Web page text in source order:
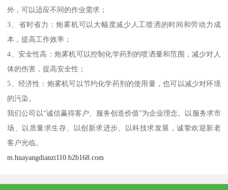
外，可以适应不同的作业需求；
3、省时省力：炮雾机可以大幅度减少人工喷洒的时间和劳动力成
本，提高工作效率；
4、安全性高：炮雾机可以控制化学药剂的喷洒量和范围，减少对人
体的伤害，提高安全性；
5、经济性：炮雾机可以节约化学药剂的使用量，也可以减少对环境
的污染。
我们公司以“诚信赢得客户、服务创造价值”为企业理念。以服务求市
场、以质量求生存、以创新求进步、以科技求发展，诚挚欢迎新老
客户光临。
m.huayangdianzi110.b2b168.com